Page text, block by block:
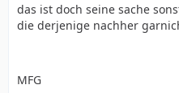
das ist doch seine sache
die derjenige nachher
MFG